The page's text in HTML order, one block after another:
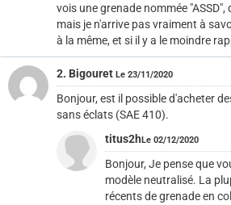
vois une grenade nommée "ASSD",
mais je n'arrive pas vraiment à
à la même, et si il y a le moindre
2. Bigouret Le 23/11/2020
Bonjour, est il possible d'acheter
sans éclats (SAE 410).
titus2h Le 02/12/2020
Bonjour, Je pense que
modèle neutralisé. La
récents de grenade en